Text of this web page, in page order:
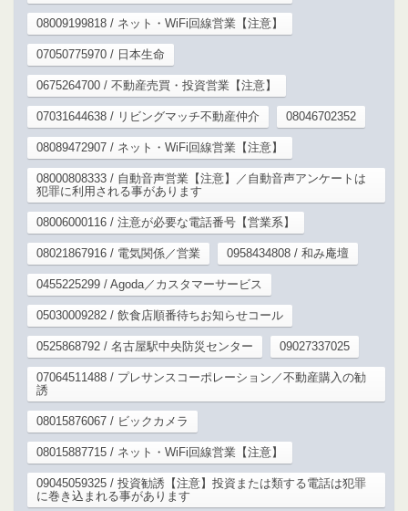
08009199818 / ネット・WiFi回線営業【注意】
07050775970 / 日本生命
0675264700 / 不動産売買・投資営業【注意】
07031644638 / リビングマッチ不動産仲介 08046702352
08089472907 / ネット・WiFi回線営業【注意】
08000808333 / 自動音声営業【注意】／自動音声アンケートは
犯罪に利用される事があります
08006000116 / 注意が必要な電話番号【営業系】
08021867916 / 電気関係／営業 0958434808 / 和み庵壇
0455225299 / Agoda／カスタマーサービス
05030009282 / 飲食店順番待ちお知らせコール
0525868792 / 名古屋駅中央防災センター 09027337025
07064511488 / プレサンスコーポレーション／不動産購入の勧
誘
08015876067 / ビックカメラ
08015887715 / ネット・WiFi回線営業【注意】
09045059325 / 投資勧誘【注意】投資または類する電話は犯罪
に巻き込まれる事があります